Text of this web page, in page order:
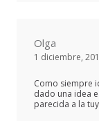
Olga
1 diciembre,
Como siempre
dado una idea
parecida a la